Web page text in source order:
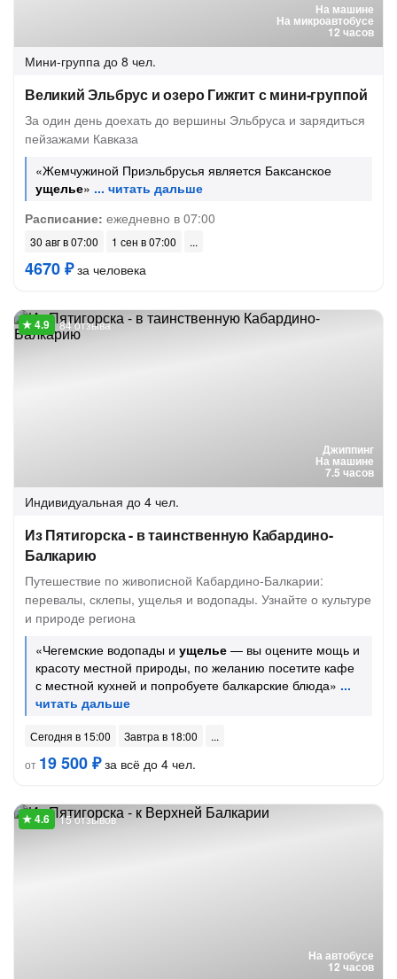
На машине
На микроавтобусе
12 часов
Мини-группа до 8 чел.
Великий Эльбрус и озеро Гижгит с мини-группой
За один день доехать до вершины Эльбруса и зарядиться
пейзажами Кавказа
«Жемчужиной Приэльбрусья является Баксанское
ущелье»
Расписание: ежедневно в 07:00
30 авг в 07:00 1 сен в 07:00
4670 ₽за человека
Джиппинг
На машине
7.5 часов
84 отзыва
Индивидуальная до 4 чел.
Из Пятигорска - в таинственную Кабардино-
Балкарию
Путешествие по живописной Кабардино-Балкарии:
перевалы, склепы, ущелья и водопады. Узнайте о культуре
и природе региона
«Чегемские водопады и ущелье — вы оцените мощь и
красоту местной природы, по желанию посетите кафе
с местной кухней и попробуете балкарские блюда»
Сегодня в 15:00
Завтра в 18:00
от 19 500 ₽за всё до 4 чел.
На автобусе
12 часов
15 отзывов